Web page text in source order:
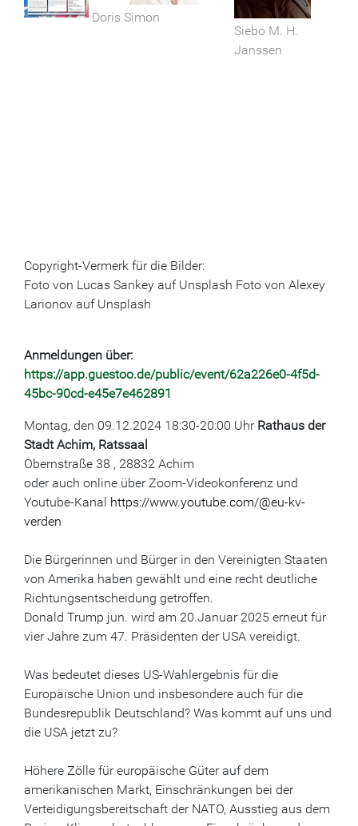
Doris Simon
Siebo M. H.
Janssen
Copyright-Vermerk für die Bilder:
Foto von Lucas Sankey auf Unsplash Foto von Alexey
Larionov auf Unsplash
Anmeldungen über:
https://app.guestoo.de/public/event/62a226e0-4f5d-
45bc-90cd-e45e7e462891
Montag, den 09.12.2024 18:30-20:00 Uhr Rathaus der
Stadt Achim, Ratssaal
Obernstraße 38 , 28832 Achim
oder auch online über Zoom-Videokonferenz und
Youtube-Kanal https://www.youtube.com/@eu-kv-
verden
Die Bürgerinnen und Bürger in den Vereinigten Staaten
von Amerika haben gewählt und eine recht deutliche
Richtungsentscheidung getroffen.
Donald Trump jun. wird am 20.Januar 2025 erneut für
vier Jahre zum 47. Präsidenten der USA vereidigt.
Was bedeutet dieses US-Wahlergebnis für die
Europäische Union und insbesondere auch für die
Bundesrepublik Deutschland? Was kommt auf uns und
die USA jetzt zu?
Höhere Zölle für europäische Güter auf dem
amerikanischen Markt, Einschränkungen bei der
Verteidigungsbereitschaft der NATO, Ausstieg aus dem